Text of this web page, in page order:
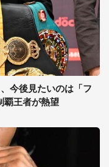
今後見たいのは「フ
覇王者が熱望